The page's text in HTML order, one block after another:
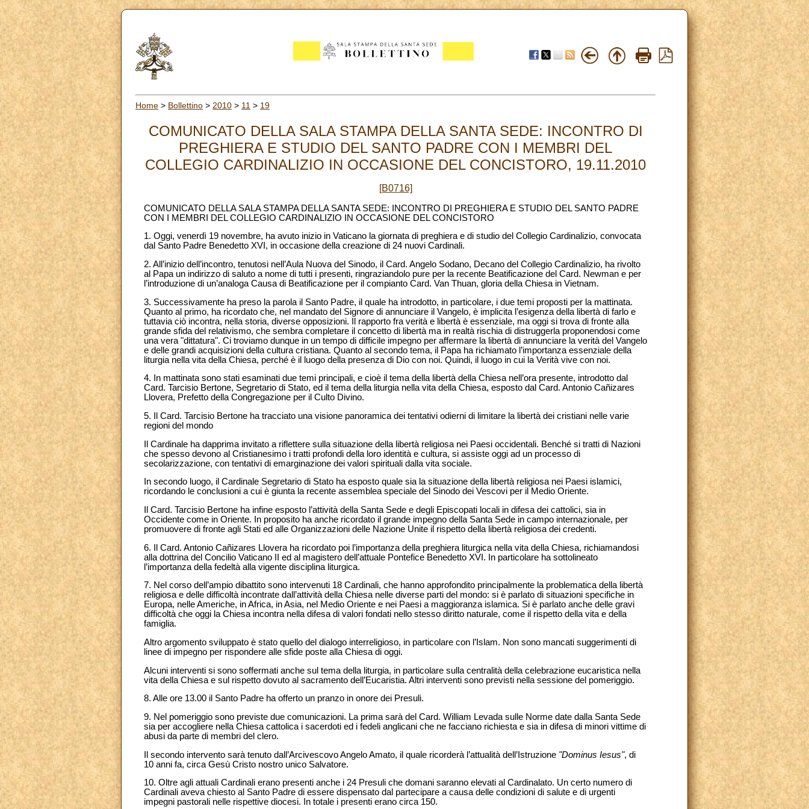
Home > Bollettino > 2010 > 11 > 19
COMUNICATO DELLA SALA STAMPA DELLA SANTA SEDE: INCONTRO DI
PREGHIERA E STUDIO DEL SANTO PADRE CON I MEMBRI DEL
COLLEGIO CARDINALIZIO IN OCCASIONE DEL CONCISTORO, 19.11.2010
[B0716]
COMUNICATO DELLA SALA STAMPA DELLA SANTA SEDE: INCONTRO DI PREGHIERA E STUDIO DEL SANTO PADRE
CON I MEMBRI DEL COLLEGIO CARDINALIZIO IN OCCASIONE DEL CONCISTORO
1. Oggi, venerdì 19 novembre, ha avuto inizio in Vaticano la giornata di preghiera e di studio del Collegio Cardinalizio, convocata
dal Santo Padre Benedetto XVI, in occasione della creazione di 24 nuovi Cardinali.
2. All’inizio dell’incontro, tenutosi nell’Aula Nuova del Sinodo, il Card. Angelo Sodano, Decano del Collegio Cardinalizio, ha rivolto
al Papa un indirizzo di saluto a nome di tutti i presenti, ringraziandolo pure per la recente Beatificazione del Card. Newman e per
l’introduzione di un’analoga Causa di Beatificazione per il compianto Card. Van Thuan, gloria della Chiesa in Vietnam.
3. Successivamente ha preso la parola il Santo Padre, il quale ha introdotto, in particolare, i due temi proposti per la mattinata.
Quanto al primo, ha ricordato che, nel mandato del Signore di annunciare il Vangelo, è implicita l’esigenza della libertà di farlo e
tuttavia ciò incontra, nella storia, diverse opposizioni. Il rapporto fra verità e libertà è essenziale, ma oggi si trova di fronte alla
grande sfida del relativismo, che sembra completare il concetto di libertà ma in realtà rischia di distruggerla proponendosi come
una vera "dittatura". Ci troviamo dunque in un tempo di difficile impegno per affermare la libertà di annunciare la verità del Vangelo
e delle grandi acquisizioni della cultura cristiana. Quanto al secondo tema, il Papa ha richiamato l’importanza essenziale della
liturgia nella vita della Chiesa, perché è il luogo della presenza di Dio con noi. Quindi, il luogo in cui la Verità vive con noi.
4. In mattinata sono stati esaminati due temi principali, e cioè il tema della libertà della Chiesa nell’ora presente, introdotto dal
Card. Tarcisio Bertone, Segretario di Stato, ed il tema della liturgia nella vita della Chiesa, esposto dal Card. Antonio Cañizares
Llovera, Prefetto della Congregazione per il Culto Divino.
5. Il Card. Tarcisio Bertone ha tracciato una visione panoramica dei tentativi odierni di limitare la libertà dei cristiani nelle varie
regioni del mondo
Il Cardinale ha dapprima invitato a riflettere sulla situazione della libertà religiosa nei Paesi occidentali. Benché si tratti di Nazioni
che spesso devono al Cristianesimo i tratti profondi della loro identità e cultura, si assiste oggi ad un processo di
secolarizzazione, con tentativi di emarginazione dei valori spirituali dalla vita sociale.
In secondo luogo, il Cardinale Segretario di Stato ha esposto quale sia la situazione della libertà religiosa nei Paesi islamici,
ricordando le conclusioni a cui è giunta la recente assemblea speciale del Sinodo dei Vescovi per il Medio Oriente.
Il Card. Tarcisio Bertone ha infine esposto l’attività della Santa Sede e degli Episcopati locali in difesa dei cattolici, sia in
Occidente come in Oriente. In proposito ha anche ricordato il grande impegno della Santa Sede in campo internazionale, per
promuovere di fronte agli Stati ed alle Organizzazioni delle Nazione Unite il rispetto della libertà religiosa dei credenti.
6. Il Card. Antonio Cañizares Llovera ha ricordato poi l’importanza della preghiera liturgica nella vita della Chiesa, richiamandosi
alla dottrina del Concilio Vaticano II ed al magistero dell’attuale Pontefice Benedetto XVI. In particolare ha sottolineato
l’importanza della fedeltà alla vigente disciplina liturgica.
7. Nel corso dell’ampio dibattito sono intervenuti 18 Cardinali, che hanno approfondito principalmente la problematica della libertà
religiosa e delle difficoltà incontrate dall’attività della Chiesa nelle diverse parti del mondo: si è parlato di situazioni specifiche in
Europa, nelle Americhe, in Africa, in Asia, nel Medio Oriente e nei Paesi a maggioranza islamica. Si è parlato anche delle gravi
difficoltà che oggi la Chiesa incontra nella difesa di valori fondati nello stesso diritto naturale, come il rispetto della vita e della
famiglia.
Altro argomento sviluppato è stato quello del dialogo interreligioso, in particolare con l’Islam. Non sono mancati suggerimenti di
linee di impegno per rispondere alle sfide poste alla Chiesa di oggi.
Alcuni interventi si sono soffermati anche sul tema della liturgia, in particolare sulla centralità della celebrazione eucaristica nella
vita della Chiesa e sul rispetto dovuto al sacramento dell’Eucaristia. Altri interventi sono previsti nella sessione del pomeriggio.
8. Alle ore 13.00 il Santo Padre ha offerto un pranzo in onore dei Presuli.
9. Nel pomeriggio sono previste due comunicazioni. La prima sarà del Card. William Levada sulle Norme date dalla Santa Sede
sia per accogliere nella Chiesa cattolica i sacerdoti ed i fedeli anglicani che ne facciano richiesta e sia in difesa di minori vittime di
abusi da parte di membri del clero.
Il secondo intervento sarà tenuto dall’Arcivescovo Angelo Amato, il quale ricorderà l’attualità dell’Istruzione "Dominus Iesus", di
10 anni fa, circa Gesù Cristo nostro unico Salvatore.
10. Oltre agli attuali Cardinali erano presenti anche i 24 Presuli che domani saranno elevati al Cardinalato. Un certo numero di
Cardinali aveva chiesto al Santo Padre di essere dispensato dal partecipare a causa delle condizioni di salute e di urgenti
impegni pastorali nelle rispettive diocesi. In totale i presenti erano circa 150.